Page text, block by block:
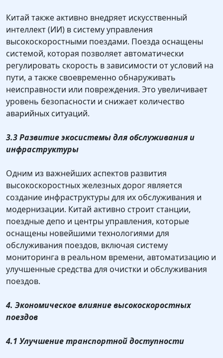
Китай также активно внедряет искусственный
интеллект (ИИ) в систему управления
высокоскоростными поездами. Поезда оснащены
системой, которая позволяет автоматически
регулировать скорость в зависимости от условий на
пути, а также своевременно обнаруживать
неисправности или повреждения. Это увеличивает
уровень безопасности и снижает количество
аварийных ситуаций.
3.3 Развитие экосистемы для обслуживания и
инфраструктуры
Одним из важнейших аспектов развития
высокоскоростных железных дорог является
создание инфраструктуры для их обслуживания и
модернизации. Китай активно строит станции,
поездные депо и центры управления, которые
оснащены новейшими технологиями для
обслуживания поездов, включая систему
мониторинга в реальном времени, автоматизацию и
улучшенные средства для очистки и обслуживания
поездов.
4. Экономическое влияние высокоскоростных
поездов
4.1 Улучшение транспортной доступности